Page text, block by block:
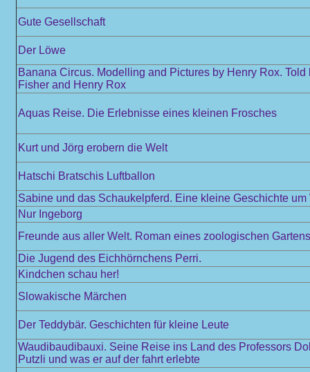
Gute Gesellschaft
Der Löwe
Banana Circus. Modelling and Pictures by Henry Rox. Told
Fisher and Henry Rox
Aquas Reise. Die Erlebnisse eines kleinen Frosches
Kurt und Jörg erobern die Welt
Hatschi Bratschis Luftballon
Sabine und das Schaukelpferd. Eine kleine Geschichte
Nur Ingeborg
Freunde aus aller Welt. Roman eines zoologischen Gartens
Die Jugend des Eichhörnchens Perri.
Kindchen schau her!
Slowakische Märchen
Der Teddybär. Geschichten für kleine Leute
Waudibaudibauxi. Seine Reise ins Land des Professors
Putzli und was er auf der fahrt erlebte